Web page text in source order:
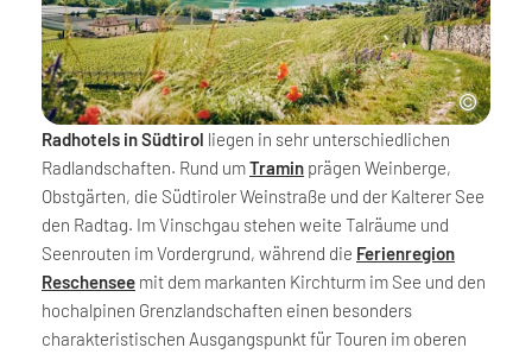
Radhotels in Südtirol liegen in sehr unterschiedlichen
Radlandschaften. Rund umTramin prägen Weinberge,
Obstgärten, die Südtiroler Weinstraße und der Kalterer See
den Radtag. Im Vinschgau stehen weite Talräume und
Seenrouten im Vordergrund, während die Ferienregion
Reschensee mit dem markanten Kirchturm im See und den
hochalpinen Grenzlandschaften einen besonders
charakteristischen Ausgangspunkt für Touren im oberen